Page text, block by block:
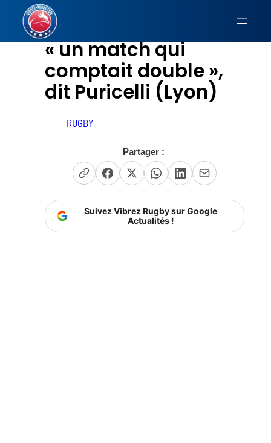
contenu
« un match qui
comptait double »,
dit Puricelli (Lyon)
RUGBY
Partager :
Suivez Vibrez Rugby sur Google
Actualités !